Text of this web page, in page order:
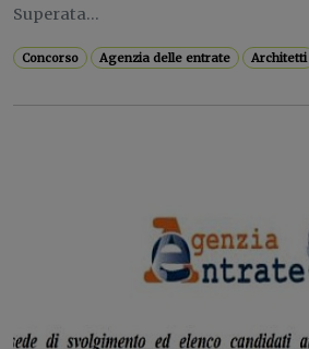
Superata...
Concorso Agenzia delle entrate Architetti